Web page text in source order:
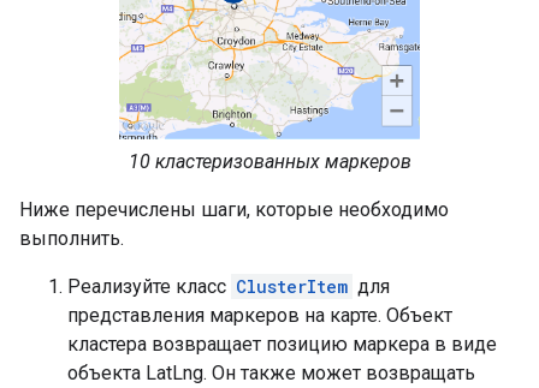
10 кластеризованных маркеров
Ниже перечислены шаги, которые необходимо
выполнить.
Реализуйте класс ClusterItem для
представления маркеров на карте. Объект
кластера возвращает позицию маркера в виде
объекта LatLng. Он также может возвращать